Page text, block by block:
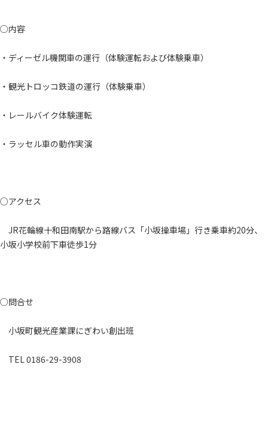
○内容
・ディーゼル機関車の運行（体験運転および体験乗車）
・観光トロッコ鉄道の運行（体験乗車）
・レールバイク体験運転
・ラッセル車の動作実演
○アクセス
JR花輪線十和田南駅から路線バス「小坂操車場」行き乗車約20分、
小坂小学校前下車徒歩1分
○問合せ
小坂町観光産業課にぎわい創出班
TEL 0186-29-3908